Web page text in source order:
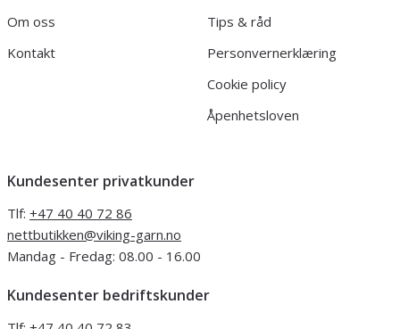
Om oss
Kontakt
Tips & råd
Personvernerklæring
Cookie policy
Åpenhetsloven
Kundesenter privatkunder
Tlf: +47 40 40 72 86
nettbutikken@viking-garn.no
Mandag - Fredag: 08.00 - 16.00
Kundesenter bedriftskunder